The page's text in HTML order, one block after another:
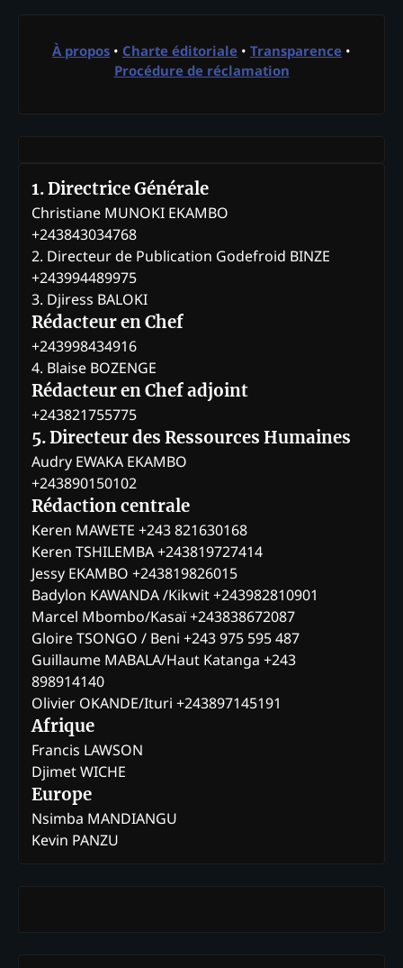
À propos • Charte éditoriale • Transparence •
Procédure de réclamation
1. Directrice Générale
Christiane MUNOKI EKAMBO
+243843034768
2. Directeur de Publication Godefroid BINZE
+243994489975
3. Djiress BALOKI
Rédacteur en Chef
+243998434916
4. Blaise BOZENGE
Rédacteur en Chef adjoint
+243821755775
5. Directeur des Ressources Humaines
Audry EWAKA EKAMBO
+243890150102
Rédaction centrale
Keren MAWETE +243 821630168
Keren TSHILEMBA +243819727414
Jessy EKAMBO +243819826015
Badylon KAWANDA /Kikwit +243982810901
Marcel Mbombo/Kasaï +243838672087
Gloire TSONGO / Beni +243 975 595 487
Guillaume MABALA/Haut Katanga +243
898914140
Olivier OKANDE/Ituri +243897145191
Afrique
Francis LAWSON
Djimet WICHE
Europe
Nsimba MANDIANGU
Kevin PANZU